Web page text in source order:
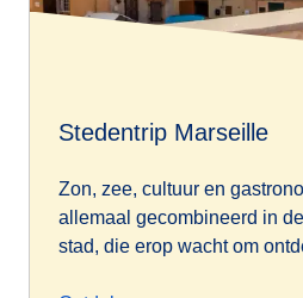
Stedentrip Marseille
Zon, zee, cultuur en
allemaal gecombineerd in
stad, die erop wacht om